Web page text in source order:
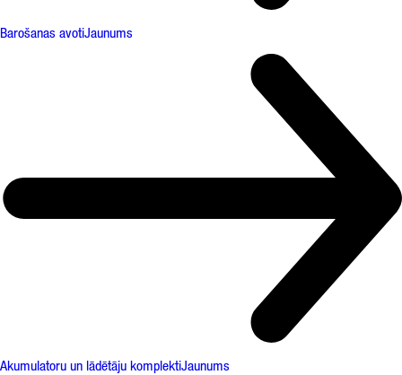
Barošanas avotiJaunums
Akumulatoru un lādētāju komplektiJaunums